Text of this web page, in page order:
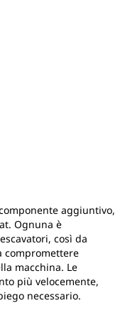
aggiuntivo,
Ognuna è
così da
compromettere
macchina. Le
più velocemente,
necessario.